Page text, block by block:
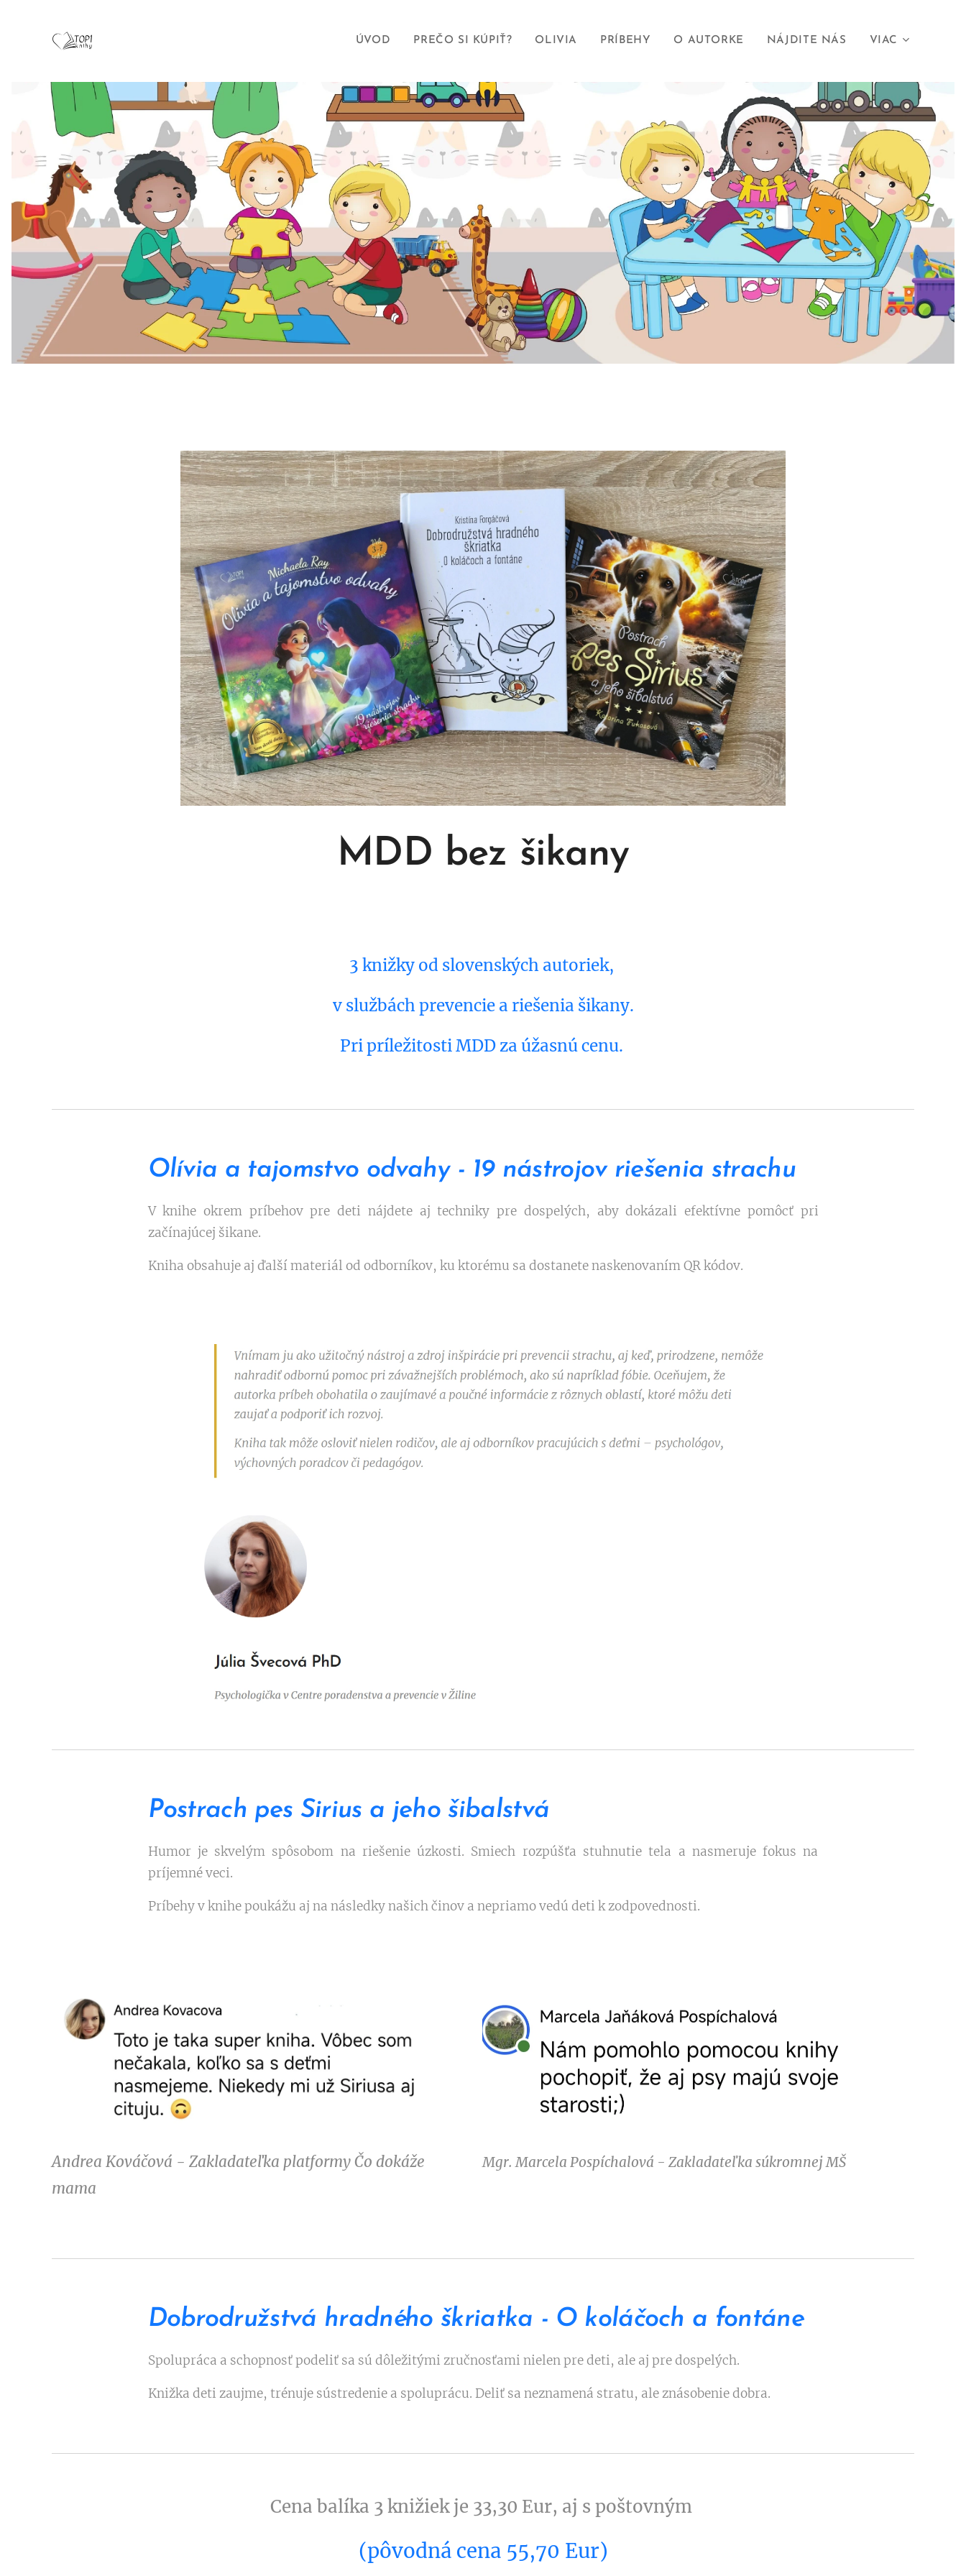
ÚVOD PREČO SI KÚPIŤ? OLIVIA PRÍBEHY O AUTORKE NÁJDITE NÁS VIAC
MDD bez šikany
3 knižky od slovenských autoriek,
v službách prevencie a riešenia šikany.
Pri príležitosti MDD za úžasnú cenu.
Olívia a tajomstvo odvahy - 19 nástrojov riešenia strachu
V knihe okrem príbehov pre deti nájdete aj techniky pre dospelých, aby dokázali efektívne pomôcť pri
začínajúcej šikane.
Kniha obsahuje aj ďalší materiál od odborníkov, ku ktorému sa dostanete naskenovaním QR kódov.
Postrach pes Sirius a jeho šibalstvá
Humor je skvelým spôsobom na riešenie úzkosti. Smiech rozpúšťa stuhnutie tela a nasmeruje fokus na
príjemné veci.
Príbehy v knihe poukážu aj na následky našich činov a nepriamo vedú deti k zodpovednosti.
Andrea Kováčová - Zakladateľka platformy Čo dokáže
mama
Mgr. Marcela Pospíchalová - Zakladateľka súkromnej MŠ
Dobrodružstvá hradného škriatka - O koláčoch a fontáne
Spolupráca a schopnosť podeliť sa sú dôležitými zručnosťami nielen pre deti, ale aj pre dospelých.
Knižka deti zaujme, trénuje sústredenie a spoluprácu. Deliť sa neznamená stratu, ale znásobenie dobra.
Cena balíka 3 knižiek je 33,30 Eur, aj s poštovným
(pôvodná cena 55,70 Eur)